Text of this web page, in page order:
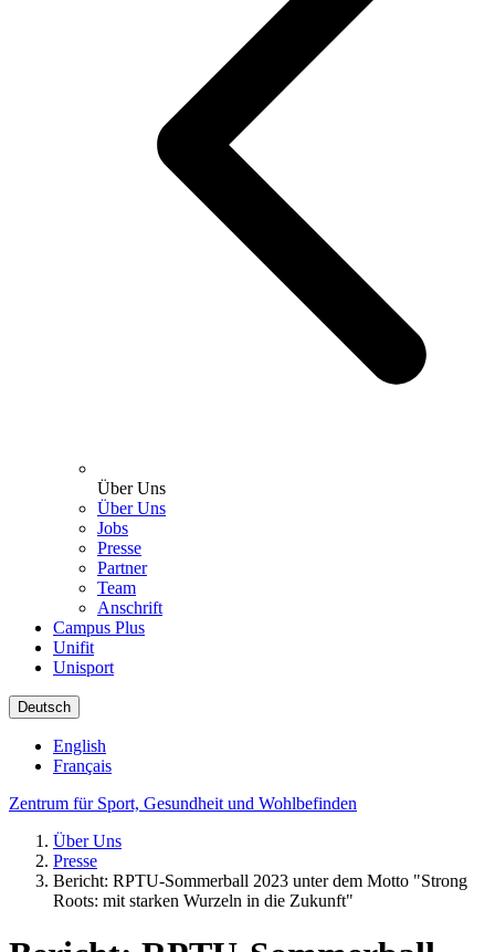
Über Uns
Über Uns
Jobs
Presse
Partner
Team
Anschrift
Campus Plus
Unifit
Unisport
Deutsch
English
Français
Zentrum für Sport, Gesundheit und Wohlbefinden
Über Uns
Presse
Bericht: RPTU-Sommerball 2023 unter dem Motto "Strong
Roots: mit starken Wurzeln in die Zukunft"